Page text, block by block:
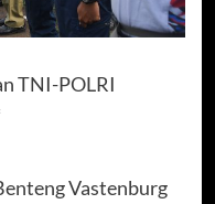
TNI-POLRI
Vastenburg